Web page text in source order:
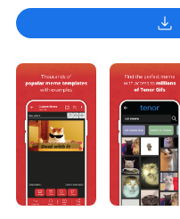
download